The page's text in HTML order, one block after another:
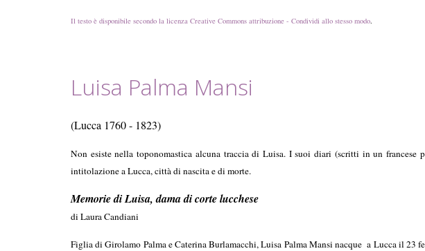
Il testo è disponibile secondo la licenza Creative Commons attribuzione - Condividi allo stesso modo
Luisa Palma Mansi
(Lucca 1760 - 1823)
Non esiste nella toponomastica alcuna traccia di Luisa. I suoi diari (scritti in un
intitolazione a Lucca, città di nascita e di morte.
Memorie di Luisa, dama di corte lucchese
di Laura Candiani
Figlia di Girolamo Palma e Caterina Burlamacchi, Luisa Palma Mansi nacque a Lucca il